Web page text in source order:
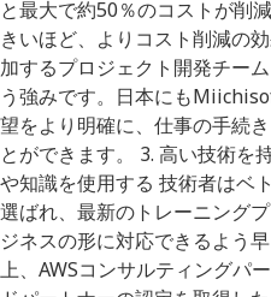
と最大で約50％のコストが削
きいほど、よりコスト削減の
加するプロジェクト開発チー
う強みです。日本にも
望をより明確に、仕事の手続
とができます。 3. 高い技術を
や知識を使用する 技術者はベ
選ばれ、最新のトレーニング
ジネスの形に対応できるよう
上、AWSコンサルティングパ